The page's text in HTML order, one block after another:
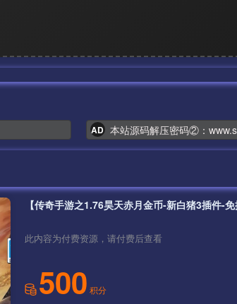
AD 本站源码解压密码②：
此内容为付费资源，请付费后查看
500 积分